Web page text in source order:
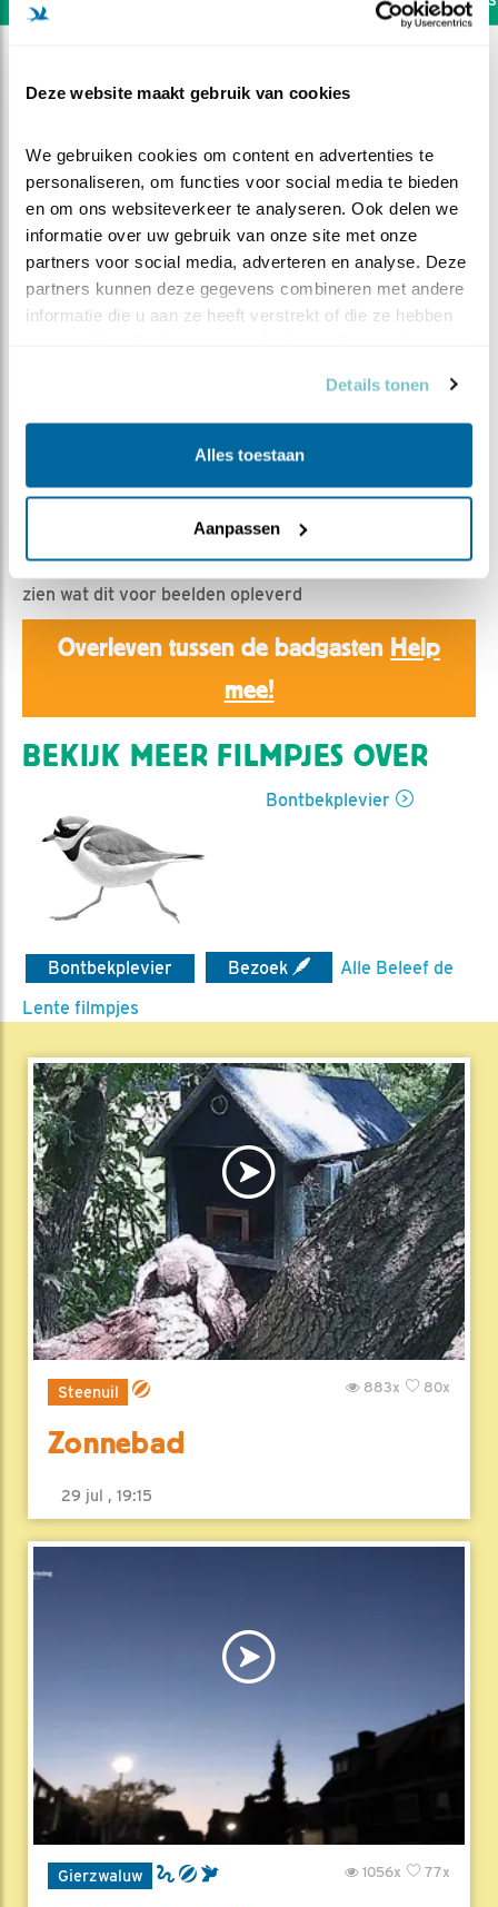
Deze website maakt gebruik van cookies
We gebruiken cookies om content en advertenties te
personaliseren, om functies voor social media te bieden
en om ons websiteverkeer te analyseren. Ook delen we
informatie over uw gebruik van onze site met onze
partners voor social media, adverteren en analyse. Deze
partners kunnen deze gegevens combineren met andere
informatie die u aan ze heeft verstrekt of die ze hebben
Details tonen
Alles toestaan
Aanpassen
Ommezwaai
Christ | Geplaatst op 18 juni 2026, 23:55 |
Vind ik
Bewaar dit filmpje|
84x
We gaan het eens van een andere kant bekijken, eens
zien wat dit voor beelden opleverd
Overleven tussen de badgasten Help
mee!
BEKIJK MEER FILMPJES OVER
Bontbekplevier
Bontbekplevier Bezoek
Alle Beleef de
Lente filmpjes
Steenuil 80x
883x
Zonnebad
29 jul , 19:15
Gierzwaluw 77x
1056x